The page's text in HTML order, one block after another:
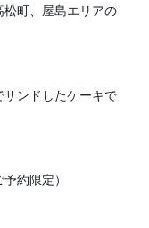
町、屋島エリアの
ンドしたケーキで
約限定）